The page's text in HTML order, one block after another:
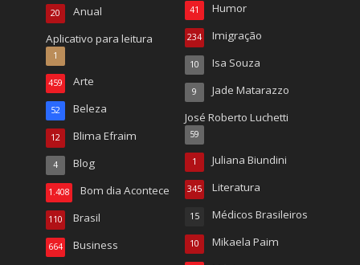
Anual
20
Aplicativo para leitura
1
Arte
459
Beleza
52
Blima Efraim
12
Blog
4
Bom dia Acontece
1.408
Brasil
110
Business
664
Humor
41
Imigração
234
Isa Souza
10
Jade Matarazzo
9
José Roberto Luchetti
59
Juliana Biundini
1
Literatura
345
Médicos Brasileiros
15
Mikaela Paim
10